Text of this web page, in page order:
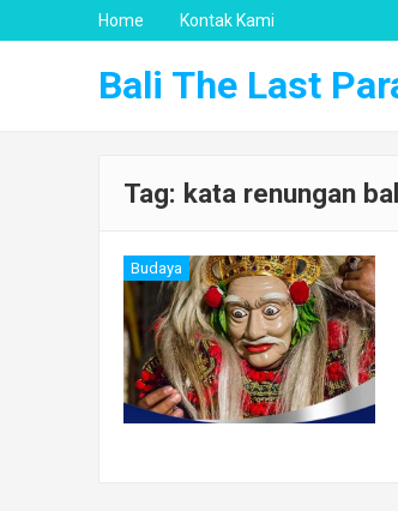
Home Kontak Kami
Bali The Last
Tag: kata renungan
Budaya